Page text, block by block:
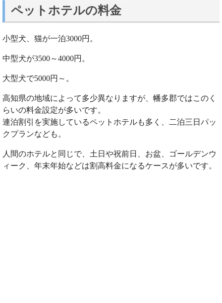
ペットホテルの料金
小型犬、猫が一泊3000円。
中型犬が3500～4000円。
大型犬で5000円～。
高知県の地域によって多少異なりますが、幡多郡ではこのく
らいの料金設定が多いです。
連泊割引を実施しているペットホテルも多く、二泊三日パッ
クプランなども。
人間のホテルと同じで、土日や祝前日、お盆、ゴールデンウ
ィーク、年末年始などは割高料金になるケースが多いです。